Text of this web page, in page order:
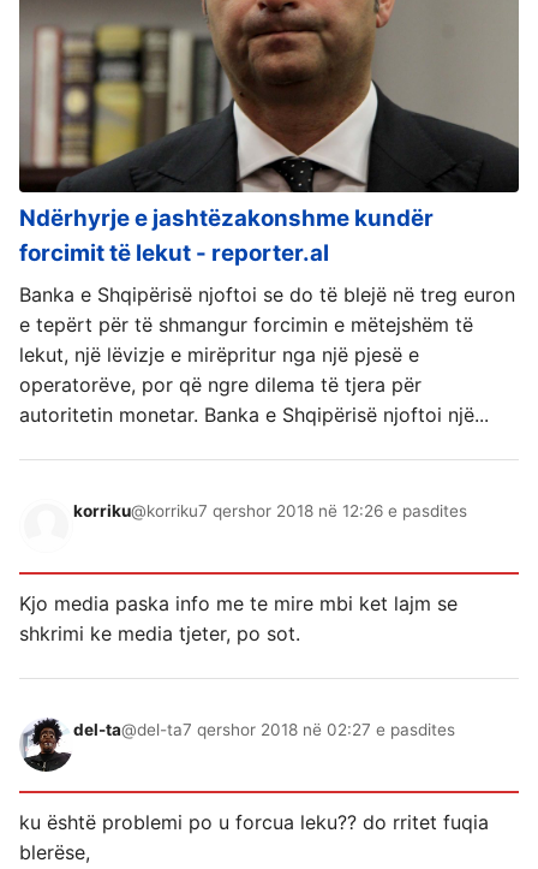
Ndërhyrje e jashtëzakonshme kundër
forcimit të lekut - reporter.al
Banka e Shqipërisë njoftoi se do të blejë në treg euron
e tepërt për të shmangur forcimin e mëtejshëm të
lekut, një lëvizje e mirëpritur nga një pjesë e
operatorëve, por që ngre dilema të tjera për
autoritetin monetar. Banka e Shqipërisë njoftoi një...
korriku@korriku7 qershor 2018 në 12:26 e pasdites
Kjo media paska info me te mire mbi ket lajm se
shkrimi ke media tjeter, po sot.
del-ta@del-ta7 qershor 2018 në 02:27 e pasdites
ku është problemi po u forcua leku?? do rritet fuqia
blerëse,